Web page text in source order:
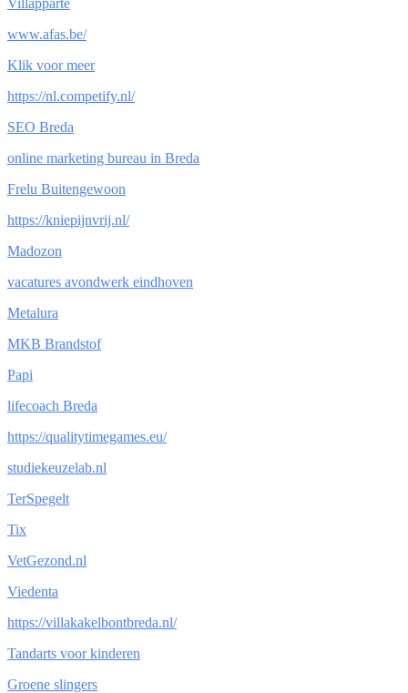
www.afas.be/
Klik voor meer
https://nl.competify.nl/
SEO Breda
online marketing bureau in Breda
Frelu Buitengewoon
https://kniepijnvrij.nl/
Madozon
vacatures avondwerk eindhoven
Metalura
MKB Brandstof
Papi
lifecoach Breda
https://qualitytimegames.eu/
studiekeuzelab.nl
TerSpegelt
Tix
VetGezond.nl
Viedenta
https://villakakelbontbreda.nl/
Tandarts voor kinderen
Groene slingers